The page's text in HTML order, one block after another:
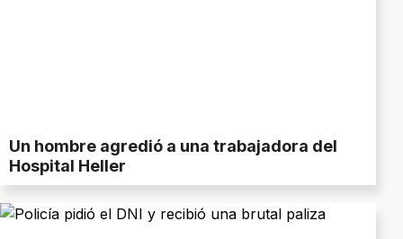
Un hombre agredió a una trabajadora del
Hospital Heller